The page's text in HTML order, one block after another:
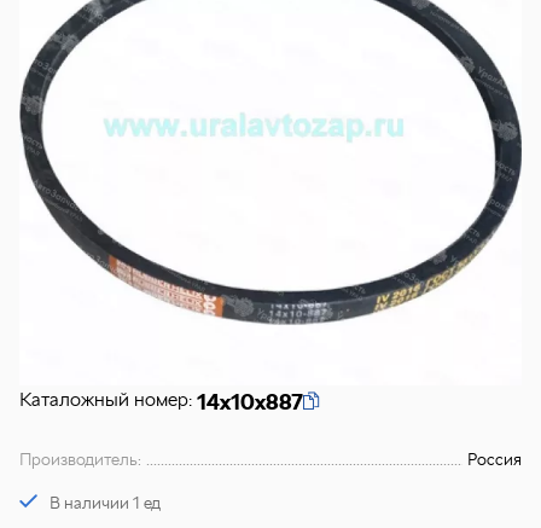
Каталожный номер: 14х10х887
Производитель: Россия
В наличии 1 ед